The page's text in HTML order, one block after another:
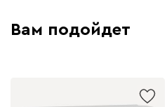
Вам подойдет